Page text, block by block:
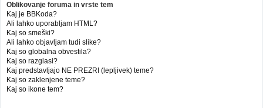
Oblikovanje foruma in vrste tem
Kaj je BBKoda?
Ali lahko uporabljam HTML?
Kaj so smeški?
Ali lahko objavljam tudi slike?
Kaj so globalna obvestila?
Kaj so razglasi?
Kaj predstavljajo NE PREZRI (lepljivek) teme?
Kaj so zaklenjene teme?
Kaj so ikone tem?